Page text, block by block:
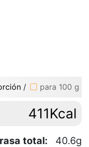
/ para 100 g
411Kcal
total:
40.6g